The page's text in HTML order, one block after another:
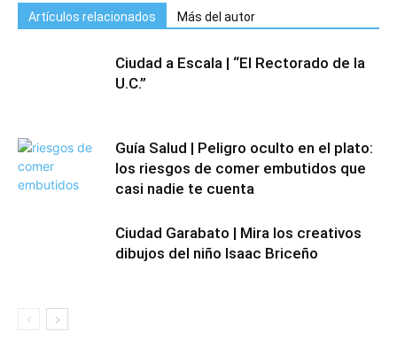
Artículos relacionados Más del autor
Ciudad a Escala | “El Rectorado de la
U.C.”
Guía Salud | Peligro oculto en el plato:
los riesgos de comer embutidos que
casi nadie te cuenta
Ciudad Garabato | Mira los creativos
dibujos del niño Isaac Briceño